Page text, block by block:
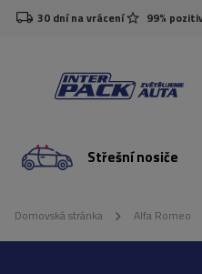
30 dní na vrácení 99%
Střešní nosiče
Domovská stránka Alfa Romeo